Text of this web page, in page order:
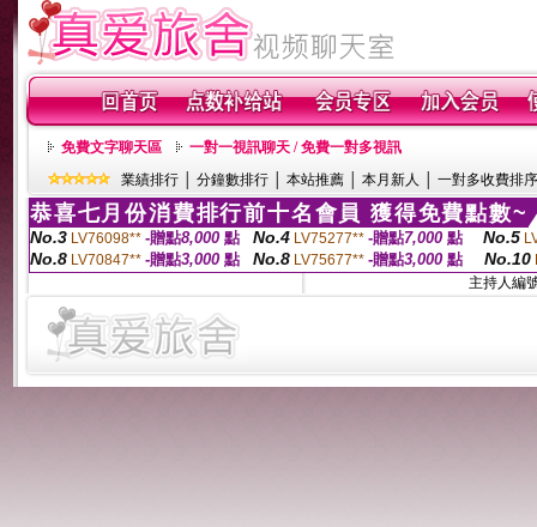
免費文字聊天區
一對一視訊聊天 / 免費一對多視訊
業績排行
分鐘數排行 本站推薦 本月新人 一對多收費排序
恭喜七月份消費排行前十名會員 獲得免費點數~
No.3 LV76098** -贈點8,000 點 No.4 LV75277** -贈點7,000 點 No.5
No.8 LV70847** -贈點3,000 點 No.8 LV75677** -贈點3,000 點 No.10
主持人編